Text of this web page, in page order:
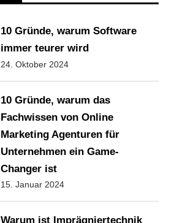
10 Gründe, warum Software
immer teurer wird
24. Oktober 2024
10 Gründe, warum das
Fachwissen von Online
Marketing Agenturen für
Unternehmen ein Game-
Changer ist
15. Januar 2024
Warum ist Imprägniertechnik